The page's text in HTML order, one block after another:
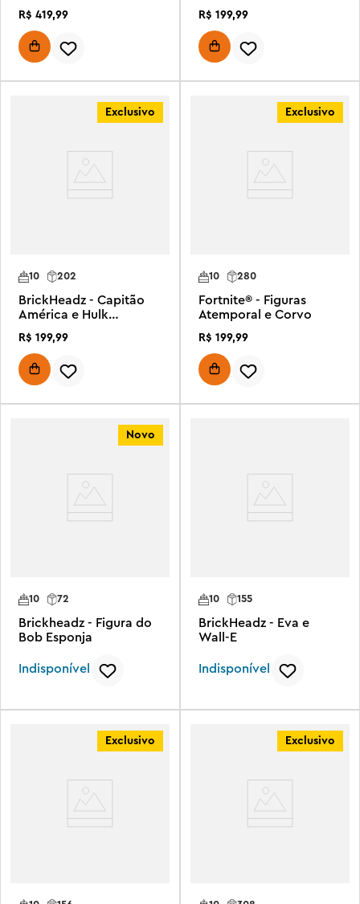
R$ 419,99 R$ 199,99
Exclusivo
10 202
BrickHeadz - Capitão
América e Hulk
R$ 199,99
Exclusivo
10 280
Fortnite® - Figuras
Atemporal e Corvo
R$ 199,99
Novo
10 72
Brickheadz - Figura do
Bob Esponja
Indisponível
10 155
BrickHeadz - Eva e
Wall-E
Indisponível
Exclusivo Exclusivo